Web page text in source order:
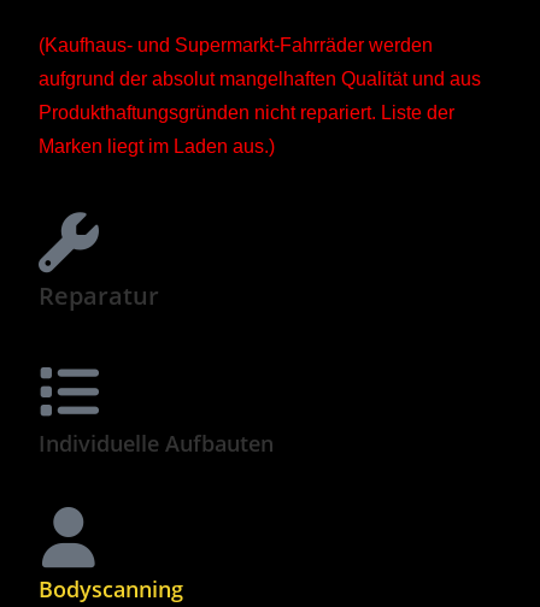
(Kaufhaus- und Supermarkt-Fahrräder werden
aufgrund der absolut mangelhaften Qualität und aus
Produkthaftungsgründen nicht repariert. Liste der
Marken liegt im Laden aus.)
Reparatur
Individuelle Aufbauten
Bodyscanning